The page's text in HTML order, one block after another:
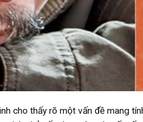
cho thấy rõ một vấn đề mang